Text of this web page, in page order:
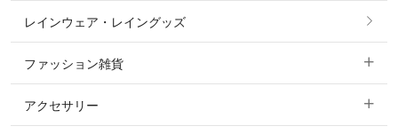
ニット・セーター
ジャケット・ブルゾン
すべての競技用ウェア
ショージャケット
ショーシャツ
レインウェア・レイングッズ
ファッション雑貨
すべてのファッション雑貨
アクセサリー